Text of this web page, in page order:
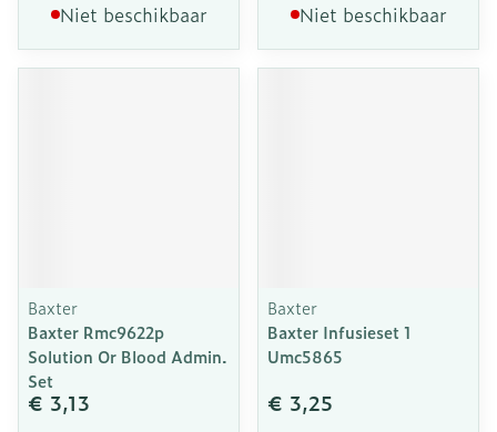
Niet beschikbaar Niet beschikbaar
Baxter
Baxter Rmc9622p
Solution Or Blood Admin.
Set
€ 3,13
Baxter
Baxter Infusieset 1
Umc5865
€ 3,25